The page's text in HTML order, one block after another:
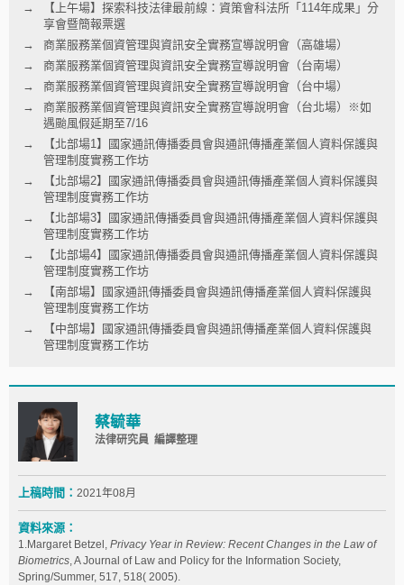
【上午場】探索科技法律最前線：資策會科法所「114年成果」分
享會暨簡報票選
商業服務業個資管理與資訊安全實務宣導說明會（高雄場）
商業服務業個資管理與資訊安全實務宣導說明會（台南場）
商業服務業個資管理與資訊安全實務宣導說明會（台中場）
商業服務業個資管理與資訊安全實務宣導說明會（台北場）※如
遇颱風假延期至7/16
【北部場1】國家通訊傳播委員會與通訊傳播產業個人資料保護與
管理制度實務工作坊
【北部場2】國家通訊傳播委員會與通訊傳播產業個人資料保護與
管理制度實務工作坊
【北部場3】國家通訊傳播委員會與通訊傳播產業個人資料保護與
管理制度實務工作坊
【北部場4】國家通訊傳播委員會與通訊傳播產業個人資料保護與
管理制度實務工作坊
【南部場】國家通訊傳播委員會與通訊傳播產業個人資料保護與
管理制度實務工作坊
【中部場】國家通訊傳播委員會與通訊傳播產業個人資料保護與
管理制度實務工作坊
蔡毓華
法律研究員 編譯整理
上稿時間： 2021年08月
資料來源：
1.Margaret Betzel, Privacy Year in Review: Recent Changes in the Law of
Biometrics , A Journal of Law and Policy for the Information Society,
Spring/Summer, 517, 518( 2005).